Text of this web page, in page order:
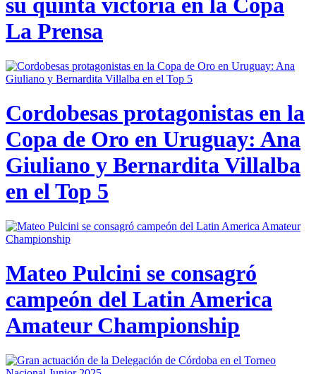
su quinta victoria en la Copa
La Prensa
Cordobesas protagonistas en la
Copa de Oro en Uruguay: Ana
Giuliano y Bernardita Villalba
en el Top 5
Mateo Pulcini se consagró
campeón del Latin America
Amateur Championship